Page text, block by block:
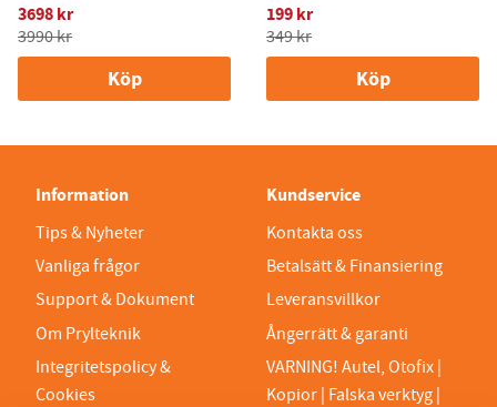
3698 kr
3990 kr
Köp
199 kr
349 kr
Köp
Information
Tips & Nyheter
Vanliga frågor
Support & Dokument
Om Prylteknik
Integritetspolicy &
Cookies
Kundservice
Kontakta oss
Betalsätt & Finansiering
Leveransvillkor
Ångerrätt & garanti
VARNING! Autel, Otofix |
Kopior | Falska verktyg |